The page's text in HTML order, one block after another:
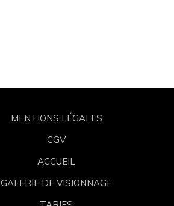
MENTIONS LÉGALES
CGV
ACCUEIL
GALERIE DE VISIONNAGE